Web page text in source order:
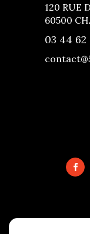
120 RUE
60500
03 44 62